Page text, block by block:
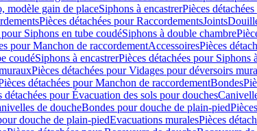
modèle gain de placeSiphons à encastrerPièces
Pièces détachées pour RaccordementsJoints
pour Siphons en tube coudéSiphons à double chambre
pour Manchon de raccordementAccessoiresPièces
coudéSiphons à encastrerPièces détachées pour Siphons
Pièces détachées pour Vidages pour déversoirs
détachées pour Manchon de raccordementBondes
détachées pour Évacuation des sols pour douches
de doucheBondes pour douche de plain-pied
douche de plain-piedEvacuations muralesPièces